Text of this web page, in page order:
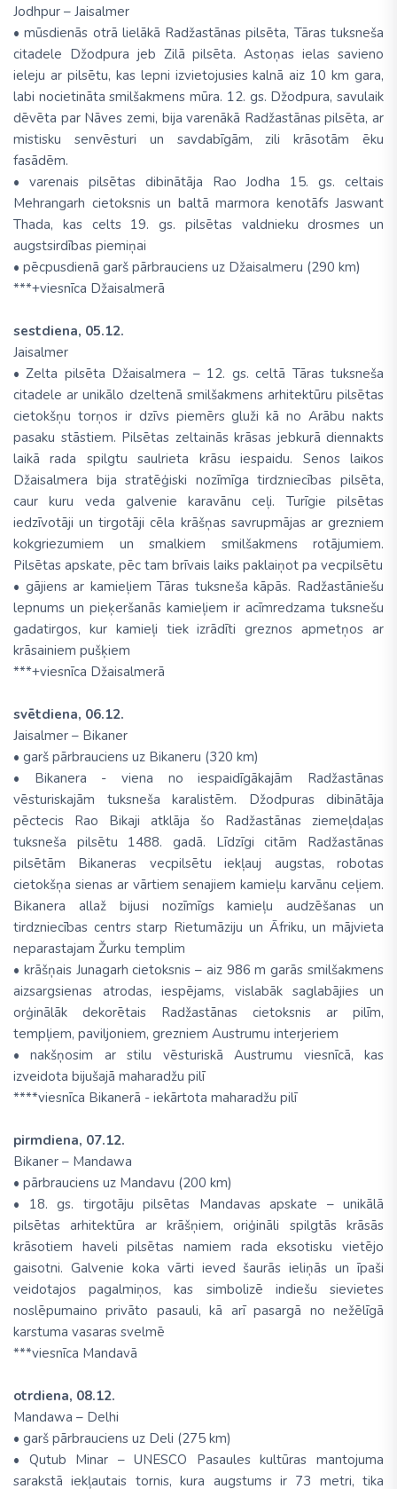
Jodhpur – Jaisalmer
• mūsdienās otrā lielākā Radžastānas pilsēta, Tāras tuksneša
citadele Džodpura jeb Zilā pilsēta. Astoņas ielas savieno
ieleju ar pilsētu, kas lepni izvietojusies kalnā aiz 10 km gara,
labi nocietināta smilšakmens mūra. 12. gs. Džodpura, savulaik
dēvēta par Nāves zemi, bija varenākā Radžastānas pilsēta, ar
mistisku senvēsturi un savdabīgām, zili krāsotām ēku
fasādēm.
• varenais pilsētas dibinātāja Rao Jodha 15. gs. celtais
Mehrangarh cietoksnis un baltā marmora kenotāfs Jaswant
Thada, kas celts 19. gs. pilsētas valdnieku drosmes un
augstsirdības piemiņai
• pēcpusdienā garš pārbrauciens uz Džaisalmeru (290 km)
***+viesnīca Džaisalmerā
sestdiena, 05.12.
Jaisalmer
• Zelta pilsēta Džaisalmera – 12. gs. celtā Tāras tuksneša
citadele ar unikālo dzeltenā smilšakmens arhitektūru pilsētas
cietokšņu torņos ir dzīvs piemērs gluži kā no Arābu nakts
pasaku stāstiem. Pilsētas zeltainās krāsas jebkurā diennakts
laikā rada spilgtu saulrieta krāsu iespaidu. Senos laikos
Džaisalmera bija stratēģiski nozīmīga tirdzniecības pilsēta,
caur kuru veda galvenie karavānu ceļi. Turīgie pilsētas
iedzīvotāji un tirgotāji cēla krāšņas savrupmājas ar grezniem
kokgriezumiem un smalkiem smilšakmens rotājumiem.
Pilsētas apskate, pēc tam brīvais laiks paklaiņot pa vecpilsētu
• gājiens ar kamieļiem Tāras tuksneša kāpās. Radžastāniešu
lepnums un pieķeršanās kamieļiem ir acīmredzama tuksnešu
gadatirgos, kur kamieļi tiek izrādīti greznos apmetņos ar
krāsainiem pušķiem
***+viesnīca Džaisalmerā
svētdiena, 06.12.
Jaisalmer – Bikaner
• garš pārbrauciens uz Bikaneru (320 km)
• Bikanera - viena no iespaidīgākajām Radžastānas
vēsturiskajām tuksneša karalistēm. Džodpuras dibinātāja
pēctecis Rao Bikaji atklāja šo Radžastānas ziemeļdaļas
tuksneša pilsētu 1488. gadā. Līdzīgi citām Radžastānas
pilsētām Bikaneras vecpilsētu iekļauj augstas, robotas
cietokšņa sienas ar vārtiem senajiem kamieļu karvānu ceļiem.
Bikanera allaž bijusi nozīmīgs kamieļu audzēšanas un
tirdzniecības centrs starp Rietumāziju un Āfriku, un mājvieta
neparastajam Žurku templim
• krāšņais Junagarh cietoksnis – aiz 986 m garās smilšakmens
aizsargsienas atrodas, iespējams, vislabāk saglabājies un
orģinālāk dekorētais Radžastānas cietoksnis ar pilīm,
tempļiem, paviljoniem, grezniem Austrumu interjeriem
• nakšņosim ar stilu vēsturiskā Austrumu viesnīcā, kas
izveidota bijušajā maharadžu pilī
****viesnīca Bikanerā - iekārtota maharadžu pilī
pirmdiena, 07.12.
Bikaner – Mandawa
• pārbrauciens uz Mandavu (200 km)
• 18. gs. tirgotāju pilsētas Mandavas apskate – unikālā
pilsētas arhitektūra ar krāšņiem, oriģināli spilgtās krāsās
krāsotiem haveli pilsētas namiem rada eksotisku vietējo
gaisotni. Galvenie koka vārti ieved šaurās ieliņās un īpaši
veidotajos pagalmiņos, kas simbolizē indiešu sievietes
noslēpumaino privāto pasauli, kā arī pasargā no nežēlīgā
karstuma vasaras svelmē
***viesnīca Mandavā
otrdiena, 08.12.
Mandawa – Delhi
• garš pārbrauciens uz Deli (275 km)
• Qutub Minar – UNESCO Pasaules kultūras mantojuma
sarakstā iekļautais tornis, kura augstums ir 73 metri, tika